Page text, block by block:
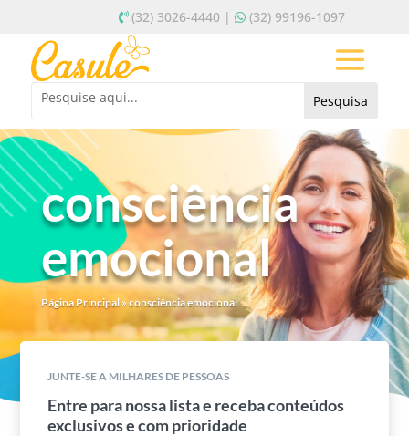
(32) 3026-4440 | (32) 99196-1097
consciência
emocional
Página Principal» consciência emocional
JUNTE-SE A MILHARES DE PESSOAS
Entre para nossa lista e receba conteúdos
exclusivos e com prioridade